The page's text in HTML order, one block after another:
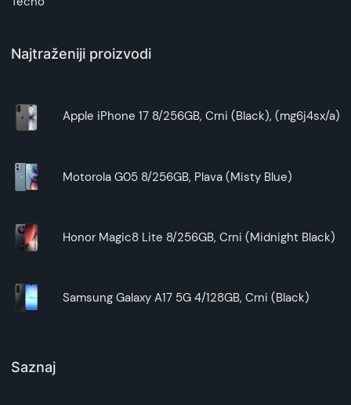
Najtraženiji proizvodi
Apple iPhone 17 8/256GB, Crni (Black), (mg6j4sx/a)
Motorola G05 8/256GB, Plava (Misty Blue)
Honor Magic8 Lite 8/256GB, Crni (Midnight Black)
Samsung Galaxy A17 5G 4/128GB, Crni (Black)
Saznaj